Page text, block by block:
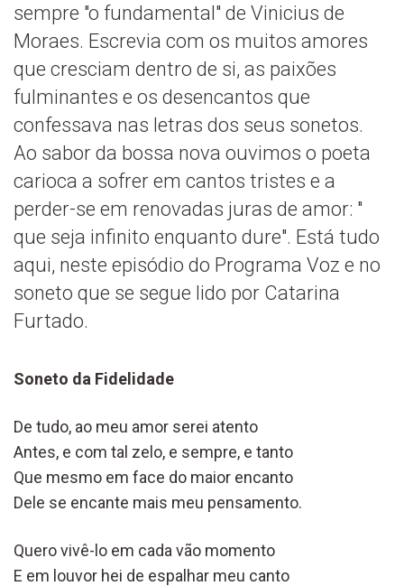
sempre "o fundamental" de Vinicius de
Moraes. Escrevia com os muitos amores
que cresciam dentro de si, as paixões
fulminantes e os desencantos que
confessava nas letras dos seus sonetos.
Ao sabor da bossa nova ouvimos o poeta
carioca a sofrer em cantos tristes e a
perder-se em renovadas juras de amor: "
que seja infinito enquanto dure". Está tudo
aqui, neste episódio do Programa Voz e no
soneto que se segue lido por Catarina
Furtado.
Soneto da Fidelidade
De tudo, ao meu amor serei atento
Antes, e com tal zelo, e sempre, e tanto
Que mesmo em face do maior encanto
Dele se encante mais meu pensamento.
Quero vivê-lo em cada vão momento
E em louvor hei de espalhar meu canto